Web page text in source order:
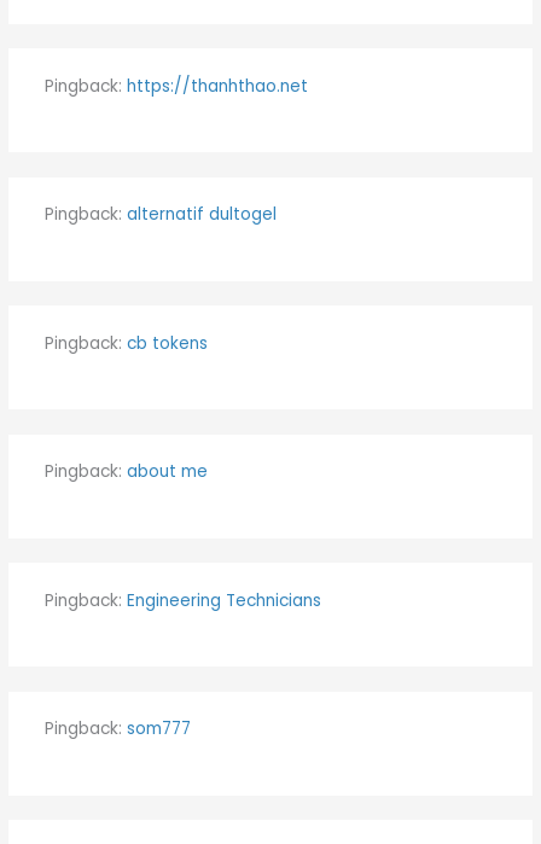
Pingback: https://thanhthao.net
Pingback: alternatif dultogel
Pingback: cb tokens
Pingback: about me
Pingback: Engineering Technicians
Pingback: som777